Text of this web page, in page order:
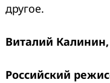
другое.
Виталий Калинин,
Российский